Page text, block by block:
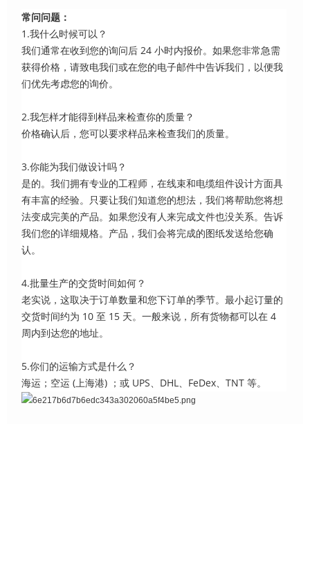
常问问题：
1.我什么时候可以？
我们通常在收到您的询问后 24 小时内报价。如果您非常急需
获得价格，请致电我们或在您的电子邮件中告诉我们，以便我
们优先考虑您的询价。
2.我怎样才能得到样品来检查你的质量？
价格确认后，您可以要求样品来检查我们的质量。
3.你能为我们做设计吗？
是的。我们拥有专业的工程师，在线束和电缆组件设计方面具
有丰富的经验。只要让我们知道您的想法，我们将帮助您将想
法变成完美的产品。如果您没有人来完成文件也没关系。告诉
我们您的详细规格。产品，我们会将完成的图纸发送给您确
认。
4.批量生产的交货时间如何？
老实说，这取决于订单数量和您下订单的季节。最小起订量的
交货时间约为 10 至 15 天。一般来说，所有货物都可以在 4
周内到达您的地址。
5.你们的运输方式是什么？
海运；空运 (上海港) ；或 UPS、DHL、FeDex、TNT 等。